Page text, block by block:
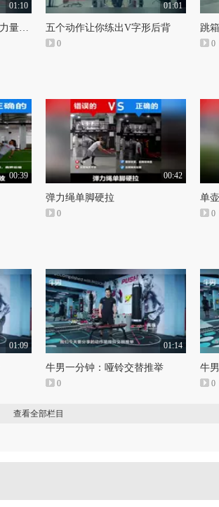
01:10
壶铃训练：指尖到脚尖的力量Show；5个壶铃力量训练加强你的髋部伸展能力！
01:01
五个动作让你练出V字形后背
0 0
00:39 00:42
弹力绳单脚硬拉
0
单
0
01:09 01:14
牛男一分钟：哑铃交替推举
0
牛
0
查看全部栏目